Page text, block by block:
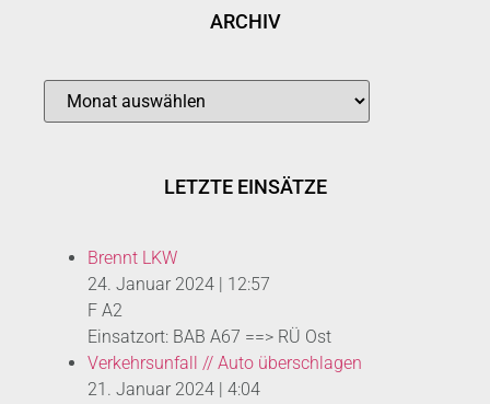
ARCHIV
LETZTE EINSÄTZE
Brennt LKW
24. Januar 2024
12:57
F A2
Einsatzort: BAB A67 ==> RÜ Ost
Verkehrsunfall // Auto überschlagen
21. Januar 2024
4:04